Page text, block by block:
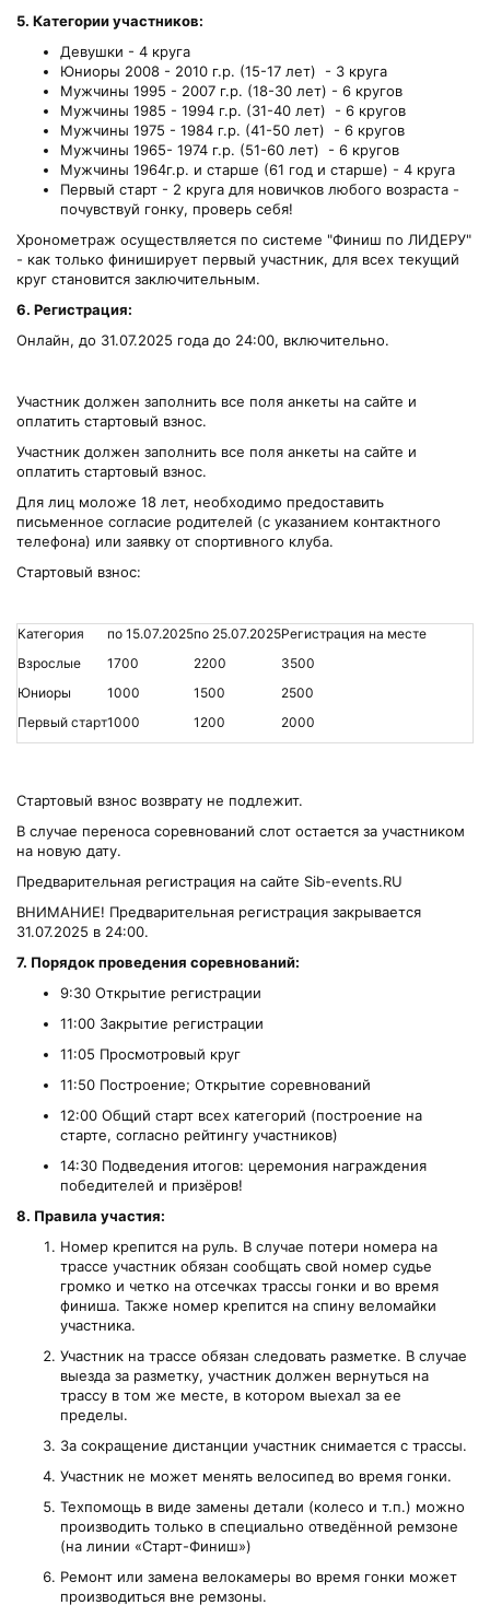
5. Категории участников:
Девушки - 4 круга
Юниоры 2008 - 2010 г.р. (15-17 лет) - 3 круга
Мужчины 1995 - 2007 г.р. (18-30 лет) - 6 кругов
Мужчины 1985 - 1994 г.р. (31-40 лет) - 6 кругов
Мужчины 1975 - 1984 г.р. (41-50 лет) - 6 кругов
Мужчины 1965- 1974 г.р. (51-60 лет) - 6 кругов
Мужчины 1964г.р. и старше (61 год и старше) - 4 круга
Первый старт - 2 круга для новичков любого возраста -
почувствуй гонку, проверь себя!
Хронометраж осуществляется по системе "Финиш по ЛИДЕРУ"
- как только финиширует первый участник, для всех текущий
круг становится заключительным.
6. Регистрация:
Онлайн, до 31.07.2025 года до 24:00, включительно.
Участник должен заполнить все поля анкеты на сайте и
оплатить стартовый взнос.
Участник должен заполнить все поля анкеты на сайте и
оплатить стартовый взнос.
Для лиц моложе 18 лет, необходимо предоставить
письменное согласие родителей (с указанием контактного
телефона) или заявку от спортивного клуба.
Стартовый взнос:
Категория по 15.07.2025по 25.07.2025Регистрация на месте
Взрослые
1700 2200
3500
Юниоры
1000 1500
2500
Первый старт1000 1200 2000
Стартовый взнос возврату не подлежит.
В случае переноса соревнований слот остается за участником
на новую дату.
Предварительная регистрация на сайте Sib-events.RU
ВНИМАНИЕ! Предварительная регистрация закрывается
31.07.2025 в 24:00.
7. Порядок проведения соревнований:
9:30 Открытие регистрации
11:00 Закрытие регистрации
11:05 Просмотровый круг
11:50 Построение; Открытие соревнований
12:00 Общий старт всех категорий (построение на
старте, согласно рейтингу участников)
14:30 Подведения итогов: церемония награждения
победителей и призёров!
8. Правила участия:
Номер крепится на руль. В случае потери номера на
трассе участник обязан сообщать свой номер судье
громко и четко на отсечках трассы гонки и во время
финиша. Также номер крепится на спину веломайки
участника.
Участник на трассе обязан следовать разметке. В случае
выезда за разметку, участник должен вернуться на
трассу в том же месте, в котором выехал за ее
пределы.
За сокращение дистанции участник снимается с трассы.
Участник не может менять велосипед во время гонки.
Техпомощь в виде замены детали (колесо и т.п.) можно
производить только в специально отведённой ремзоне
(на линии «Старт-Финиш»)
Ремонт или замена велокамеры во время гонки может
производиться вне ремзоны.